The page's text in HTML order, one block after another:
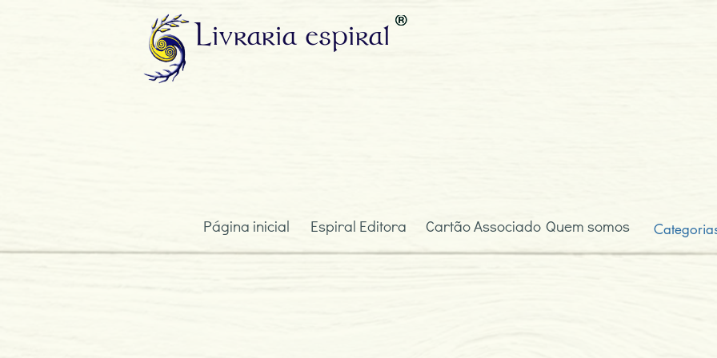
Livraria espiral
Página inicial Espiral Editora Cartão Associado Quem somos